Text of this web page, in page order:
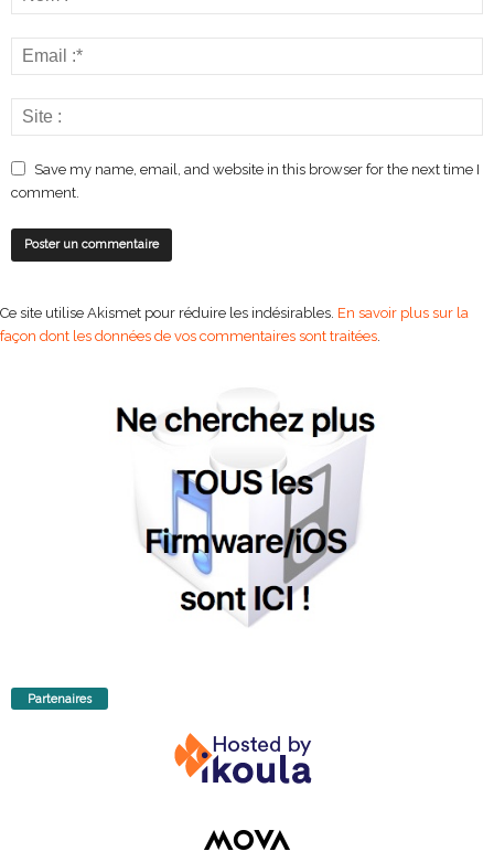
Save my name, email, and website in this browser for the next time I
comment.
Ce site utilise Akismet pour réduire les indésirables. En savoir plus sur la
façon dont les données de vos commentaires sont traitées.
Partenaires